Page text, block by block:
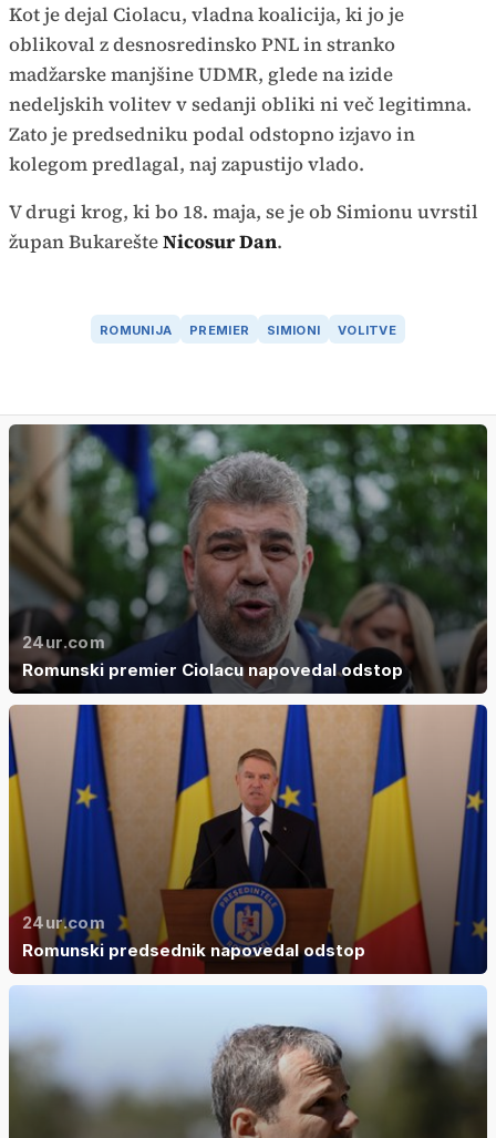
Kot je dejal Ciolacu, vladna koalicija, ki jo je
oblikoval z desnosredinsko PNL in stranko
madžarske manjšine UDMR, glede na izide
nedeljskih volitev v sedanji obliki ni več legitimna.
Zato je predsedniku podal odstopno izjavo in
kolegom predlagal, naj zapustijo vlado.
V drugi krog, ki bo 18. maja, se je ob Simionu uvrstil
župan BukarešteNicosur Dan.
ROMUNIJA PREMIER SIMIONI VOLITVE
24ur.com
Romunski premier Ciolacu napovedal odstop
24ur.com
Romunski predsednik napovedal odstop